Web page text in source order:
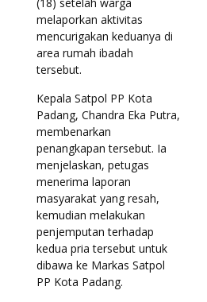
melaporkan aktivitas
mencurigakan keduanya di
area rumah ibadah
tersebut.
Kepala Satpol PP Kota
Padang, Chandra Eka Putra,
membenarkan
penangkapan tersebut. Ia
menjelaskan, petugas
menerima laporan
masyarakat yang resah,
kemudian melakukan
penjemputan terhadap
kedua pria tersebut untuk
dibawa ke Markas Satpol
PP Kota Padang.